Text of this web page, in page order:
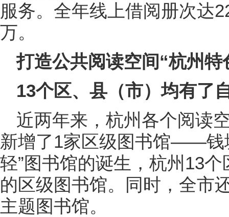
服务。全年线上借阅册次达
万。
打造公共阅读空间“杭州特
13个区、县（市）均有了
近两年来，杭州各个阅读
新增了1家区级图书馆——钱
轻”图书馆的诞生，杭州13
的区级图书馆。同时，全市
主题图书馆。